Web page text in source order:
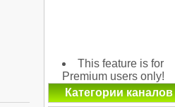
This feature is for
Premium users only!
Категории каналов